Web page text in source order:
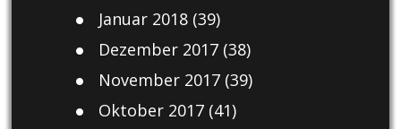
Januar 2018(39)
Dezember 2017(38)
November 2017(39)
Oktober 2017(41)